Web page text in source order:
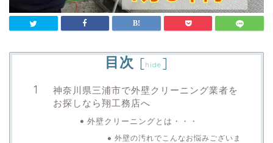
目次 [hide ]
神奈川県三浦市で外壁クリーニング業者を
お探しなら翔工務店へ
外壁クリーニングとは・・・
外壁の汚れでこんなお悩みございま